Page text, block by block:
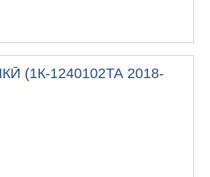
(1К-1240102ТА 2018-